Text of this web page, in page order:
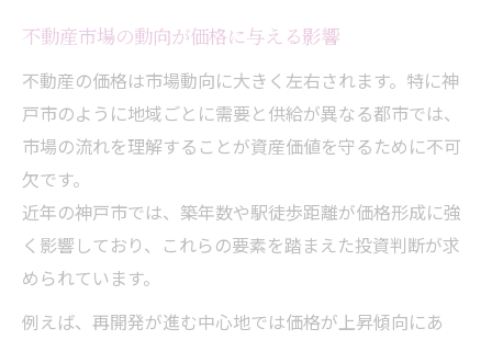
エリア選びが左右する不動産価値
不動産市場の動向が価格に与える影響
不動産の価格は市場動向に大きく左右されます。特に神
戸市のように地域ごとに需要と供給が異なる都市では、
市場の流れを理解することが資産価値を守るために不可
欠です。
近年の神戸市では、築年数や駅徒歩距離が価格形成に強
く影響しており、これらの要素を踏まえた投資判断が求
められています。
例えば、再開発が進む中心地では価格が上昇傾向にあ